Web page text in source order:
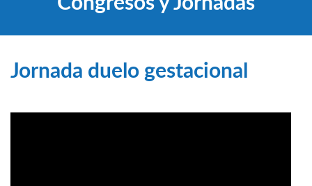
Jornada duelo gestacional